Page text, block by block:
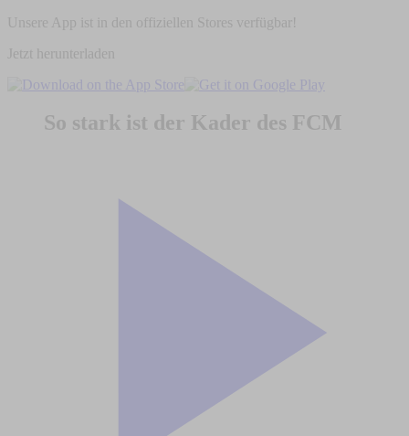
Unsere App ist in den offiziellen Stores verfügbar!
Jetzt herunterladen
So stark ist der Kader des FCM